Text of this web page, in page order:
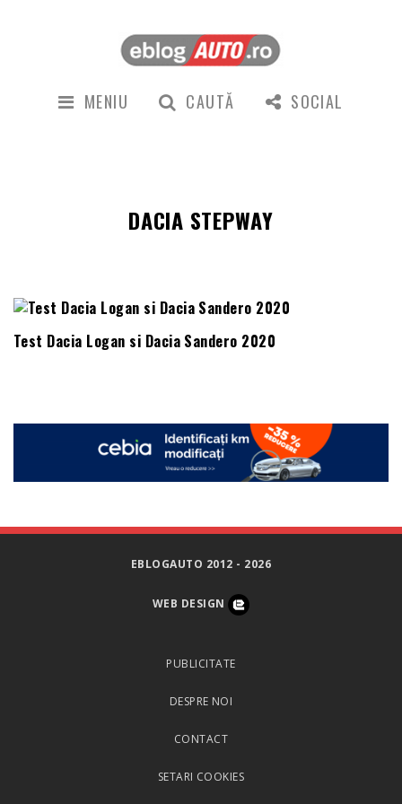
MENIU CAUTĂ SOCIAL
DACIA STEPWAY
Test Dacia Logan si Dacia Sandero 2020
EBLOGAUTO 2012 - 2026
WEB DESIGN
PUBLICITATE
DESPRE NOI
CONTACT
SETARI COOKIES